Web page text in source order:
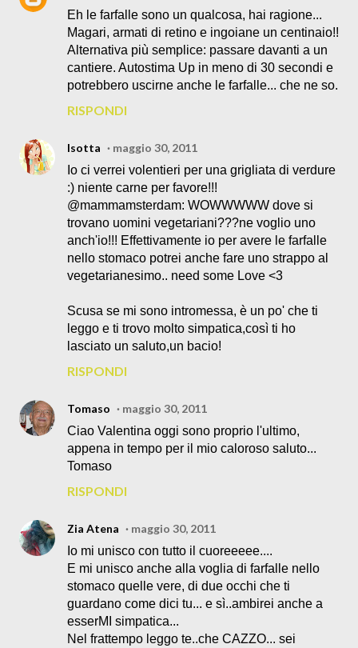
Eh le farfalle sono un qualcosa, hai ragione...
Magari, armati di retino e ingoiane un centinaio!!
Alternativa più semplice: passare davanti a un
cantiere. Autostima Up in meno di 30 secondi e
potrebbero uscirne anche le farfalle... che ne so.
RISPONDI
Isotta
maggio 30, 2011
Io ci verrei volentieri per una grigliata di verdure
:) niente carne per favore!!!
@mammamsterdam: WOWWWWW dove si
trovano uomini vegetariani???ne voglio uno
anch'io!!! Effettivamente io per avere le farfalle
nello stomaco potrei anche fare uno strappo al
vegetarianesimo.. need some Love <3
Scusa se mi sono intromessa, è un po' che ti
leggo e ti trovo molto simpatica,così ti ho
lasciato un saluto,un bacio!
RISPONDI
Tomaso
maggio 30, 2011
Ciao Valentina oggi sono proprio l'ultimo,
appena in tempo per il mio caloroso saluto...
Tomaso
RISPONDI
Zia Atena
maggio 30, 2011
Io mi unisco con tutto il cuoreeeee....
E mi unisco anche alla voglia di farfalle nello
stomaco quelle vere, di due occhi che ti
guardano come dici tu... e sì..ambirei anche a
esserMI simpatica...
Nel frattempo leggo te..che CAZZO... sei